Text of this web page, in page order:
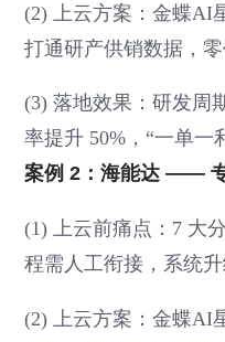
(2) 上云方案：金蝶AI
打通研产供销数据，
(3) 落地效果：研发周
率提升 50%，“一单一
案例 2：海能达 ——
(1) 上云前痛点：7 大
程需人工衔接，系统升
(2) 上云方案：金蝶AI